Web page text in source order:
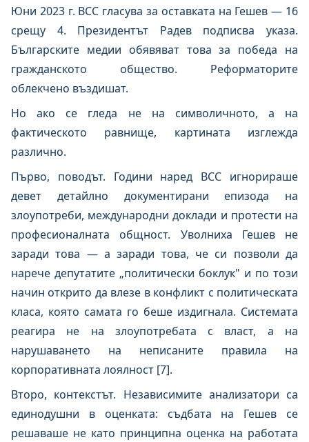
Юни 2023 г. ВСС гласува за оставката на Гешев — 16
срещу 4. Президентът Радев подписва указа.
Българските медии обявяват това за победа на
гражданското общество. Реформаторите
облекчено въздишат.
Но ако се гледа не на символичното, а на
фактическото равнище, картината изглежда
различно.
Първо, поводът. Години наред ВСС игнорираше
девет детайлно документирани епизода на
злоупотреби, международни доклади и протести на
професионалната общност. Уволниха Гешев не
заради това — а заради това, че си позволи да
нарече депутатите „политически боклук" и по този
начин открито да влезе в конфликт с политическата
класа, която самата го беше издигнала. Системата
реагира не на злоупотребата с власт, а на
нарушаването на неписаните правила на
корпоративната лоялност [7].
Второ, контекстът. Независимите анализатори са
единодушни в оценката: съдбата на Гешев се
решаваше не като принципна оценка на работата